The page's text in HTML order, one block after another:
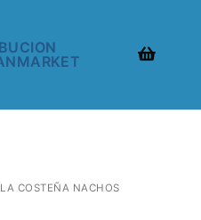
LA COSTEÑA NACHOS